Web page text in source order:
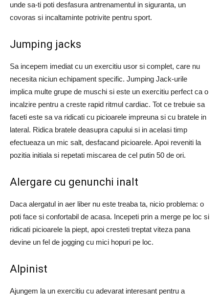
unde sa-ti poti desfasura antrenamentul in siguranta, un
covoras si incaltaminte potrivite pentru sport.
Jumping jacks
Sa incepem imediat cu un exercitiu usor si complet, care nu
necesita niciun echipament specific. Jumping Jack-urile
implica multe grupe de muschi si este un exercitiu perfect ca o
incalzire pentru a creste rapid ritmul cardiac. Tot ce trebuie sa
faceti este sa va ridicati cu picioarele impreuna si cu bratele in
lateral. Ridica bratele deasupra capului si in acelasi timp
efectueaza un mic salt, desfacand picioarele. Apoi reveniti la
pozitia initiala si repetati miscarea de cel putin 50 de ori.
Alergare cu genunchi inalt
Daca alergatul in aer liber nu este treaba ta, nicio problema: o
poti face si confortabil de acasa. Incepeti prin a merge pe loc si
ridicati picioarele la piept, apoi cresteti treptat viteza pana
devine un fel de jogging cu mici hopuri pe loc.
Alpinist
Ajungem la un exercitiu cu adevarat interesant pentru a